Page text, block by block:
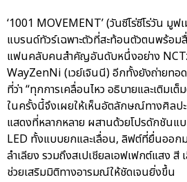
‘1001 MOVEMENT’ (วันซีโร่ซีโร่วัน มู
แบรนด์ทัวร์เฉพาะตัวที่สะท้อนตัวตนพร้อ
แฟนคลับคนสำคัญอันดับหนึ่งอย่าง
WayZenNi (เวย์เจินนี) อีกทั้งยังถ่ายทอ
ที่ว่า “ทุกการเคลื่อนไหว อธิบายและเติมเ
ในครั้งนี้จึงเผยให้เห็นอัตลักษณ์ทางศิลป
แสดงที่หลากหลาย ผสานด้วยโปรดักชันแ
LED ทั้งแบบยกและเลื่อน, ลิฟต์ที่ยื่นออก
ลำเลียง รวมถึงสเปเชียลเอฟเฟกต์แสง สี
ช่วยเสริมมิติทางอารมณ์ให้ชัดเจนยิ่งขึ้น